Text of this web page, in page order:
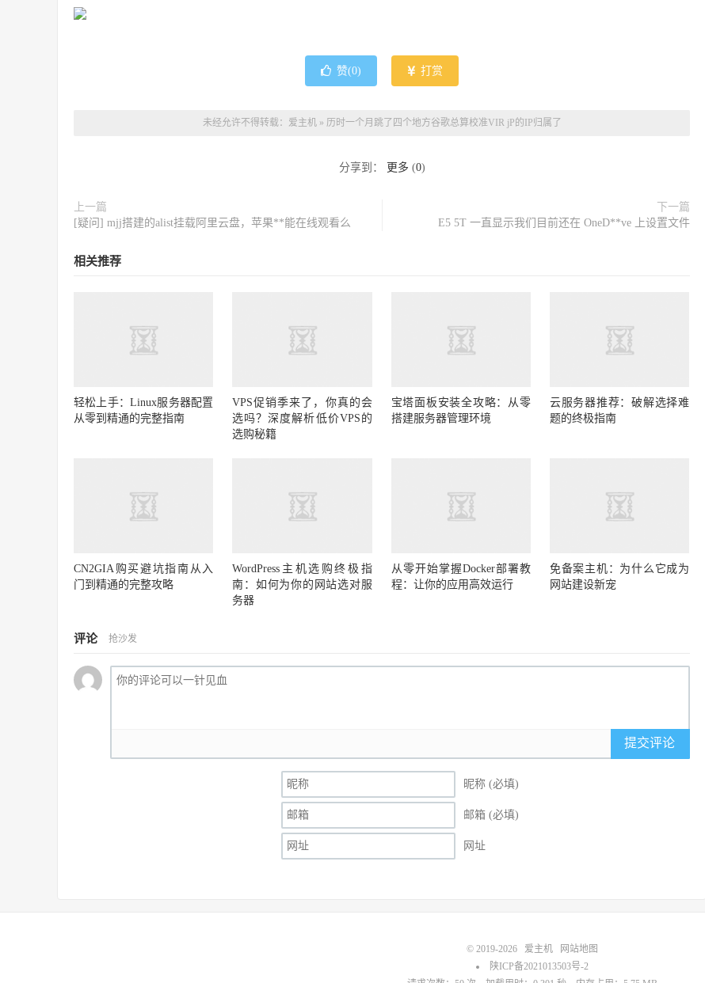
赞(0) 打赏
未经允许不得转载： 爱主机» 历时一个月跳了四个地方谷歌总算校准VIR jP的IP归属了
分享到： 更多 (0)
上一篇
[疑问] mjj搭建的alist挂载阿里云盘，苹果**能在线观看么
下一篇
E5 5T 一直显示我们目前还在 OneD**ve 上设置文件
相关推荐
轻松上手：Linux服务器配置
从零到精通的完整指南
VPS促销季来了，你真的会
选吗？深度解析低价VPS的
选购秘籍
宝塔面板安装全攻略：从零
搭建服务器管理环境
云服务器推荐：破解选择难
题的终极指南
CN2GIA购买避坑指南从入
门到精通的完整攻略
WordPress主机选购终极指
南：如何为你的网站选对服
务器
从零开始掌握Docker部署教
程：让你的应用高效运行
免备案主机：为什么它成为
网站建设新宠
评论 抢沙发
提交评论
昵称 (必填)
邮箱 (必填)
网址
© 2019-2026 爱主机
网站地图
陕ICP备2021013503号-2